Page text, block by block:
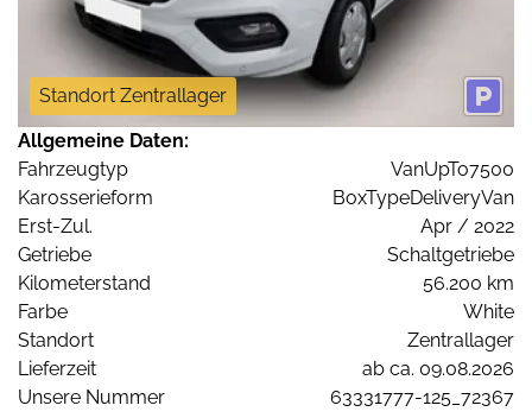
Standort Zentrallager
Allgemeine Daten:
Fahrzeugtyp
VanUpTo7500
Karosserieform
BoxTypeDeliveryVan
Erst-Zul.
Apr / 2022
Getriebe
Schaltgetriebe
Kilometerstand
56.200 km
Farbe
White
Standort
Zentrallager
Lieferzeit
ab ca. 09.08.2026
Unsere Nummer
63331777-125_72367